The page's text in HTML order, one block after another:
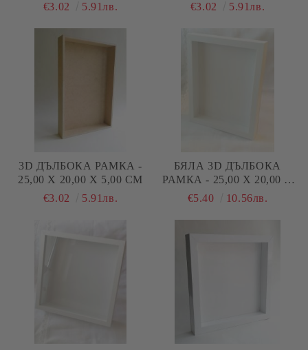
€3.02
5.91лв.
€3.02
5.91лв.
3D ДЪЛБОКА РАМКА -
25,00 Х 20,00 Х 5,00 СМ
€3.02
5.91лв.
БЯЛА 3D ДЪЛБОКА
РАМКА - 25,00 Х 20,00 Х
3,00 СМ
€5.40 10.56лв.